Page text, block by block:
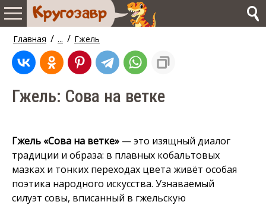
Главная / ... / Гжель
Гжель: Сова на ветке
Гжель «Сова на ветке» — это изящный диалог
традиции и образа: в плавных кобальтовых
мазках и тонких переходах цвета живёт особая
поэтика народного искусства. Узнаваемый
силуэт совы, вписанный в гжельскую